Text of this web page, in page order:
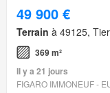
49 900 €
Terrain à 49125,
369 m²
Il y a 21 jours
FIGARO IMMONEUF -